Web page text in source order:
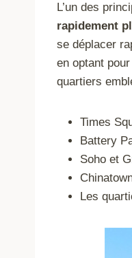
L’un des
rapidement
se déplacer
en optant
quartiers
Times
Battery
Soho et
Les